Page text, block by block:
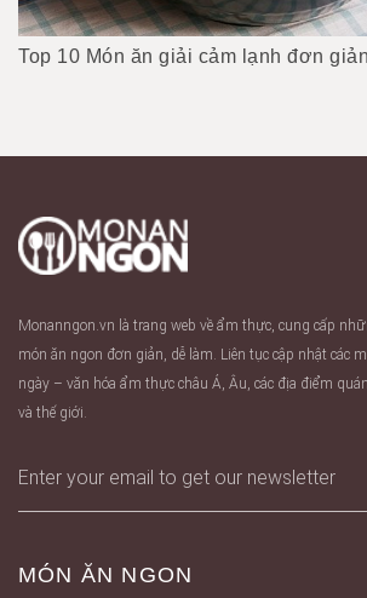
Top 10 Món ăn giải cảm lạnh đơn
Monanngon.vn là trang web về ẩm thực, cung cấp
món ăn ngon đơn giản, dễ làm. Liên tục cập nhật các
ngày – văn hóa ẩm thực châu Á, Âu, các địa điểm
và thế giới.
MÓN ĂN NGON